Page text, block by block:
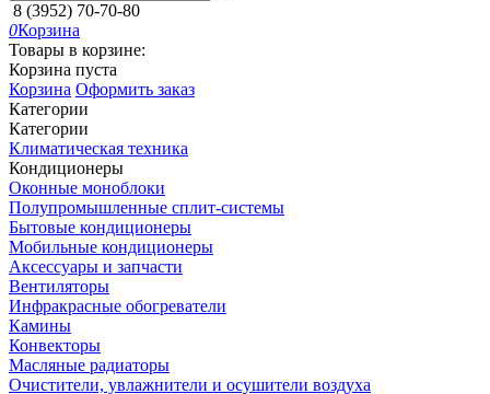
8 (3952) 70-70-80
0Корзина
Товары в корзине:
Корзина пуста
Корзина Оформить заказ
Категории
Категории
Климатическая техника
Кондиционеры
Оконные моноблоки
Полупромышленные сплит-системы
Бытовые кондиционеры
Мобильные кондиционеры
Аксессуары и запчасти
Вентиляторы
Инфракрасные обогреватели
Камины
Конвекторы
Масляные радиаторы
Очистители, увлажнители и осушители воздуха